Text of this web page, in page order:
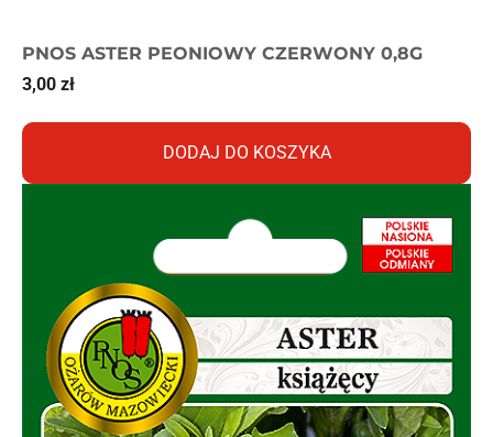
PNOS ASTER PEONIOWY CZERWONY 0,8G
3,00 zł
DODAJ DO KOSZYKA